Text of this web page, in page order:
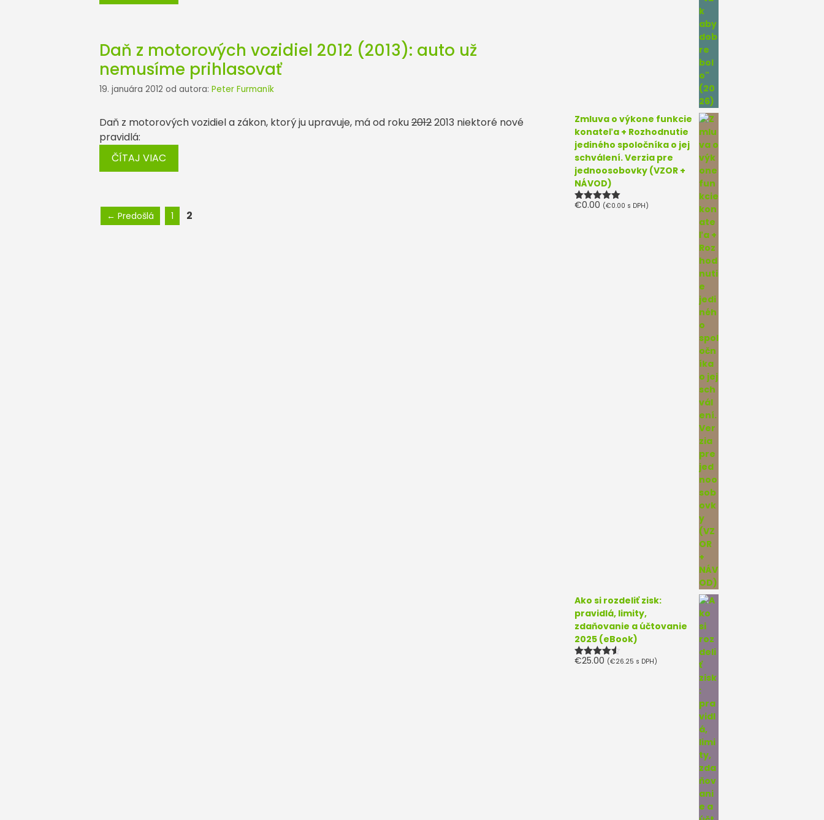
Daň z motorových vozidiel 2012 (2013): auto už
nemusíme prihlasovať
19. januára 2012 od autora: Peter Furmaník
Daň z motorových vozidiel a zákon, ktorý ju upravuje, má od roku20122013 niektoré nové
pravidlá:
ČÍTAJ VIAC
← Predošlá Stránka
1 Stránka
2
Zmluva o výkone funkcie
konateľa + Rozhodnutie
jediného spoločníka o jej
schválení. Verzia pre
jednoosobovky (VZOR +
NÁVOD)
Hodnotenie
€0.00 (€0.00 s DPH)
Ako si rozdeliť zisk:
pravidlá, limity,
zdaňovanie a účtovanie
2025 (eBook)
Hodnotenie
€25.00 (€26.25 s DPH)